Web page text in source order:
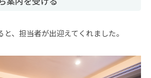
、担当者が出迎えてくれました。